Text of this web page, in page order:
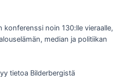
konferenssi noin 130:lle vieraalle,
median ja politiikan
tietoa Bilderbergistä